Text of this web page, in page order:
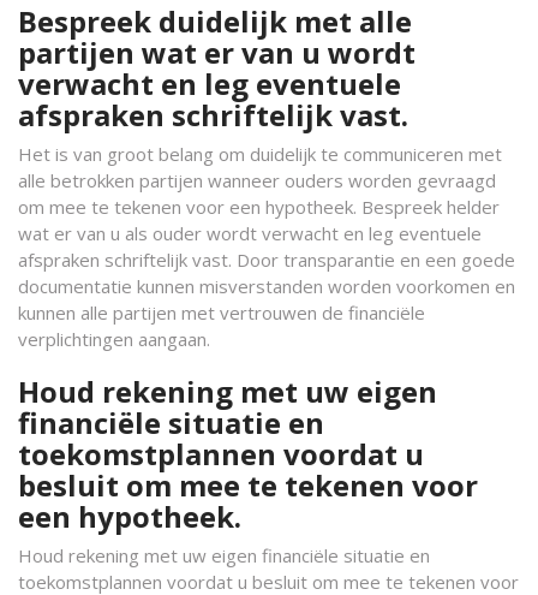
Bespreek duidelijk met alle
partijen wat er van u wordt
verwacht en leg eventuele
afspraken schriftelijk vast.
Het is van groot belang om duidelijk te communiceren met
alle betrokken partijen wanneer ouders worden gevraagd
om mee te tekenen voor een hypotheek. Bespreek helder
wat er van u als ouder wordt verwacht en leg eventuele
afspraken schriftelijk vast. Door transparantie en een goede
documentatie kunnen misverstanden worden voorkomen en
kunnen alle partijen met vertrouwen de financiële
verplichtingen aangaan.
Houd rekening met uw eigen
financiële situatie en
toekomstplannen voordat u
besluit om mee te tekenen voor
een hypotheek.
Houd rekening met uw eigen financiële situatie en
toekomstplannen voordat u besluit om mee te tekenen voor